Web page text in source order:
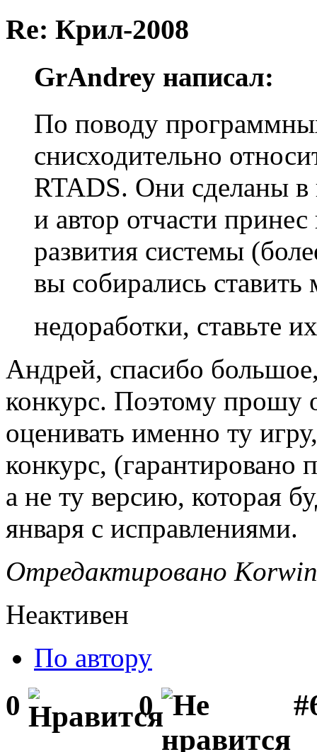
Re: Крил-2008
GrAndrey написал:
По поводу
снисходительно
RTADS. Они сделаны
и автор отчасти
развития системы
вы собирались
недоработки, ставьте
Андрей, спасибо
конкурс. Поэтому прошу
оценивать именно ту
конкурс,
а не ту версию, которая
января с исправлениями.
Отредактировано
Неактивен
По автору
0 0